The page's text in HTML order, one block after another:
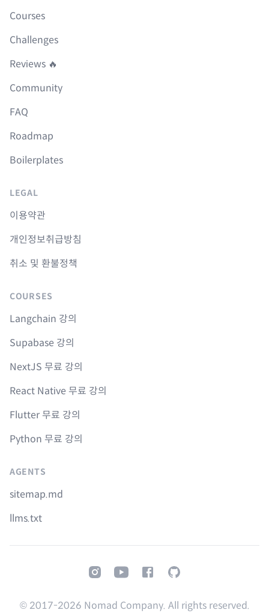
Courses
Challenges
Reviews 🔥
Community
FAQ
Roadmap
Boilerplates
LEGAL
이용약관
개인정보취급방침
취소 및 환불정책
COURSES
Langchain 강의
Supabase 강의
NextJS 무료 강의
React Native 무료 강의
Flutter 무료 강의
Python 무료 강의
AGENTS
sitemap.md
llms.txt
InstagramYoutubeFacebookGitHub
© 2017-2026 Nomad Company. All rights reserved.